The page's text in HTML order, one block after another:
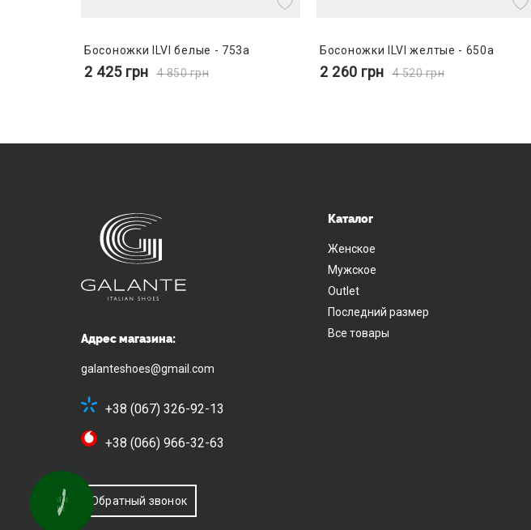
Босоножки ILVI белые - 753a
2 425 грн 4 850грн
Босоножки ILVI желтые - 650a
2 260 грн 4 520грн
Адрес магазина:
galanteshoes@gmail.com
+38 (067) 326-92-13
+38 (066) 966-32-63
Обратный звонок
Каталог
Женское
Мужское
Outlet
Последний размер
Все товары
КНОПКА
СВЯЗИ